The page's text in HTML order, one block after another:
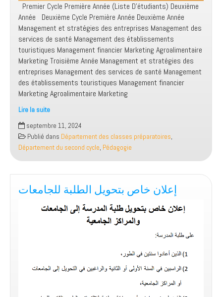
Premier Cycle Première Année (Liste D’étudiants) Deuxième
Année Deuxième Cycle Première Année Deuxième Année
Management et stratégies des entreprises Management des
services de santé Management des établissements
touristiques Management financier Marketing Agroalimentaire
Marketing Troisième Année Management et stratégies des
entreprises Management des services de santé Management
des établissements touristiques Management financier
Marketing Agroalimentaire Marketing
Lire la suite
Emplois
du
Temps
S1
(2024/2025)
septembre 11, 2024
Publié dans Département des classes préparatoires,
Département du second cycle, Pédagogie